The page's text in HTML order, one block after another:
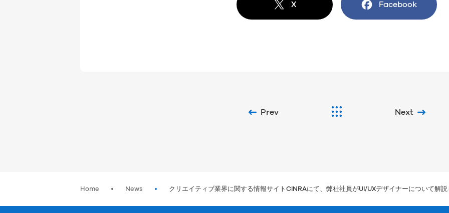
X Facebook でシェア
Prev Next
Home News クリエイティブ業界に関する情報サイトCINRAにて、弊社社員がUI/UXデザイナーについて解説